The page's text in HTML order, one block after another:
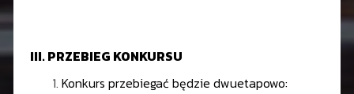
III. PRZEBIEG KONKURSU
Konkurs przebiegać będzie dwuetapowo: